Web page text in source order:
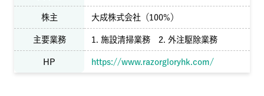
株主 大成株式会社（100%）
主要業務 1. 施設清掃業務 2. 外注駆除業務
HP https://www.razorgloryhk.com/